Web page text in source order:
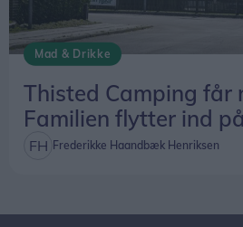
Mad & Drikke
Thisted Camping får
Familien flytter ind
Frederikke Haandbæk Henriksen